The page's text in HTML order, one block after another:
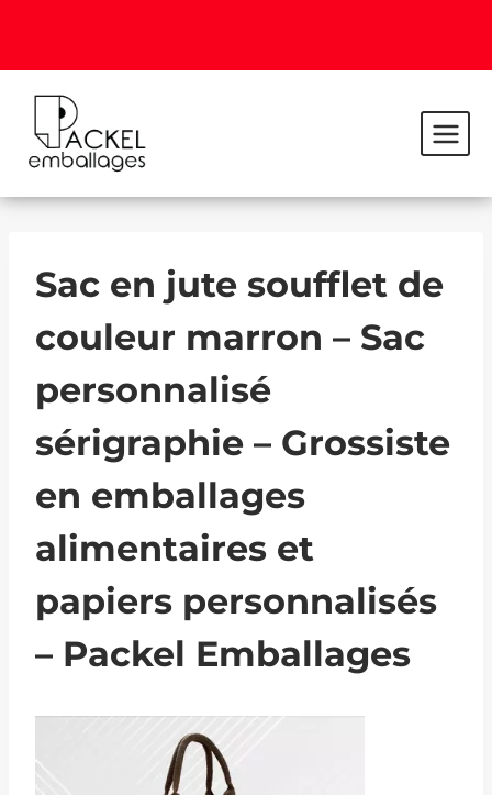
Sac en jute soufflet de
couleur marron – Sac
personnalisé
sérigraphie – Grossiste
en emballages
alimentaires et
papiers personnalisés
– Packel Emballages